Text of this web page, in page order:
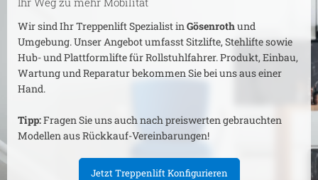
Wir sind Ihr Treppenlift Spezialist inGösenrothund
Umgebung. Unser Angebot umfasst Sitzlifte, Stehlifte sowie
Hub- und Plattformlifte für Rollstuhlfahrer. Produkt, Einbau,
Wartung und Reparatur bekommen Sie bei uns aus einer
Hand.
Tipp:Fragen Sie uns auch nach preiswerten gebrauchten
Modellen aus Rückkauf-Vereinbarungen!
Jetzt Treppenlift Konfigurieren